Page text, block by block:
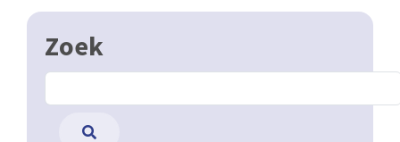
Zoek